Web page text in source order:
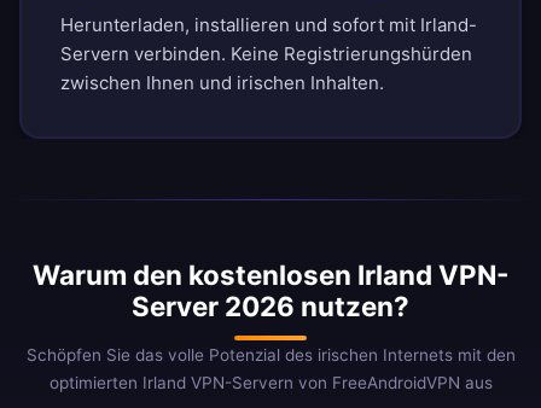
Herunterladen, installieren und sofort mit Irland-
Servern verbinden. Keine Registrierungshürden
zwischen Ihnen und irischen Inhalten.
Warum den kostenlosen Irland VPN-
Server 2026 nutzen?
Schöpfen Sie das volle Potenzial des irischen Internets mit den
optimierten Irland VPN-Servern von FreeAndroidVPN aus